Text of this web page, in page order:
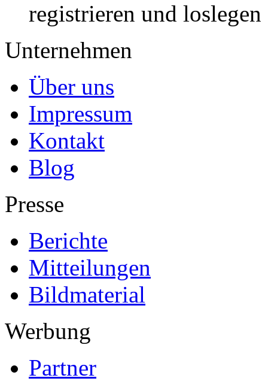
registrieren und loslegen
Unternehmen
Über uns
Impressum
Kontakt
Blog
Presse
Berichte
Mitteilungen
Bildmaterial
Werbung
Partner